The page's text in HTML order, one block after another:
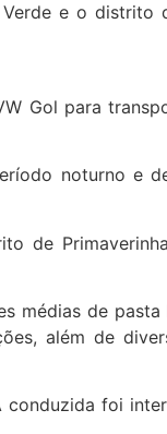
e o distrito
Gol para
noturno e
de
médias de
além de
foi